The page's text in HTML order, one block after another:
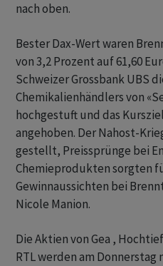
nach oben.
Bester Dax-Wert waren
von 3,2 Prozent auf 61,60
Schweizer Grossbank UBS
Chemikalienhändlers von
hochgestuft und das
angehoben. Der Nahost-
gestellt, Preissprünge bei
Chemieprodukten sorgten
Gewinnaussichten bei
Nicole Manion.
Die Aktien von Gea ,
RTL werden am